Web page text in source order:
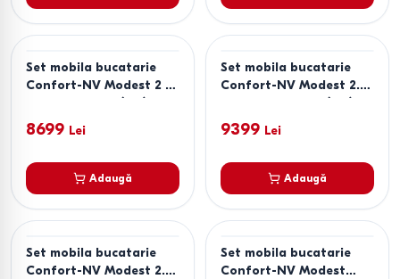
Set mobila bucatarie
Confort-NV Modest 2 m
Frasin Surfside(Bej)
8699 Lei
Adaugă
Set mobila bucatarie
Confort-NV Modest 2.4
m Stejar Sonoma(Bej)
9399 Lei
Adaugă
Set mobila bucatarie
Confort-NV Modest 2.6
Set mobila bucatarie
Confort-NV Modest